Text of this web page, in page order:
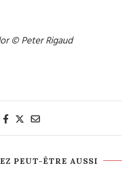
© Peter Rigaud
PEUT-ÊTRE AUSSI